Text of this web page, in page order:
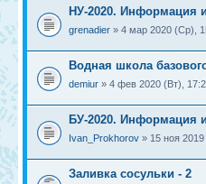
НУ-2020. Информация
grenadier » 4 мар 2020 (Ср),
Водная школа
demiur » 4 фев 2020 (Вт),
БУ-2020. Информация
Ivan_Prokhorov » 15 ноя
Заливка сосульки - 2